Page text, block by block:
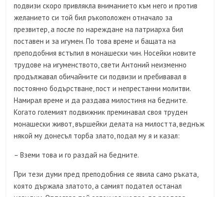
подвизи скоро привлякла вниманието към него и против
желанието си той бил ръкоположен отначало за
презвитер, а после по нареждане на патриарха бил
поставен и за игумен. По това време и бащата на
преподобния встъпил в монашески чин. Носейки новите
трудове на игуменството, свети Антоний неизменно
продължавал обичайните си подвизи и пребивавал в
постоянно бодърстване, пост и непрестанни молитви.
Намирал време и да раздава милостиня на бедните.
Когато големият подвижник преминавал своя труден
монашески живот, вършейки делата на милостта, веднъж
някой му донесъл торба злато, подал му я и казал:
– Вземи това и го раздай на бедните.
При тези думи пред преподобния се явила само ръката,
която държала златото, а самият подател останал